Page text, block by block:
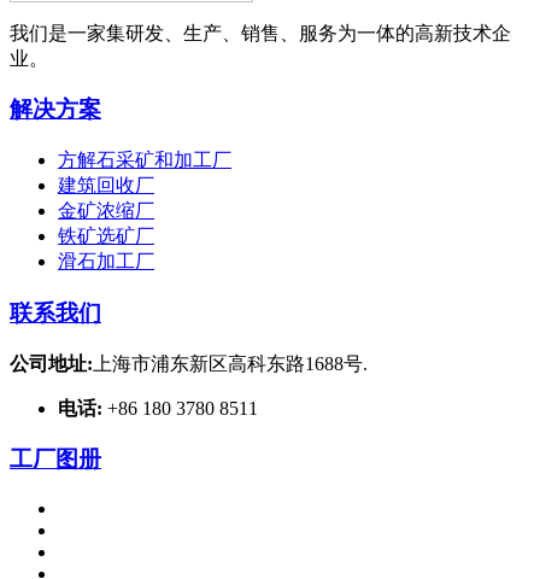
我们是一家集研发、生产、销售、服务为一体的高新技术企
业。
解决方案
方解石采矿和加工厂
建筑回收厂
金矿浓缩厂
铁矿选矿厂
滑石加工厂
联系我们
公司地址: 上海市浦东新区高科东路1688号.
电话: +86 180 3780 8511
工厂图册